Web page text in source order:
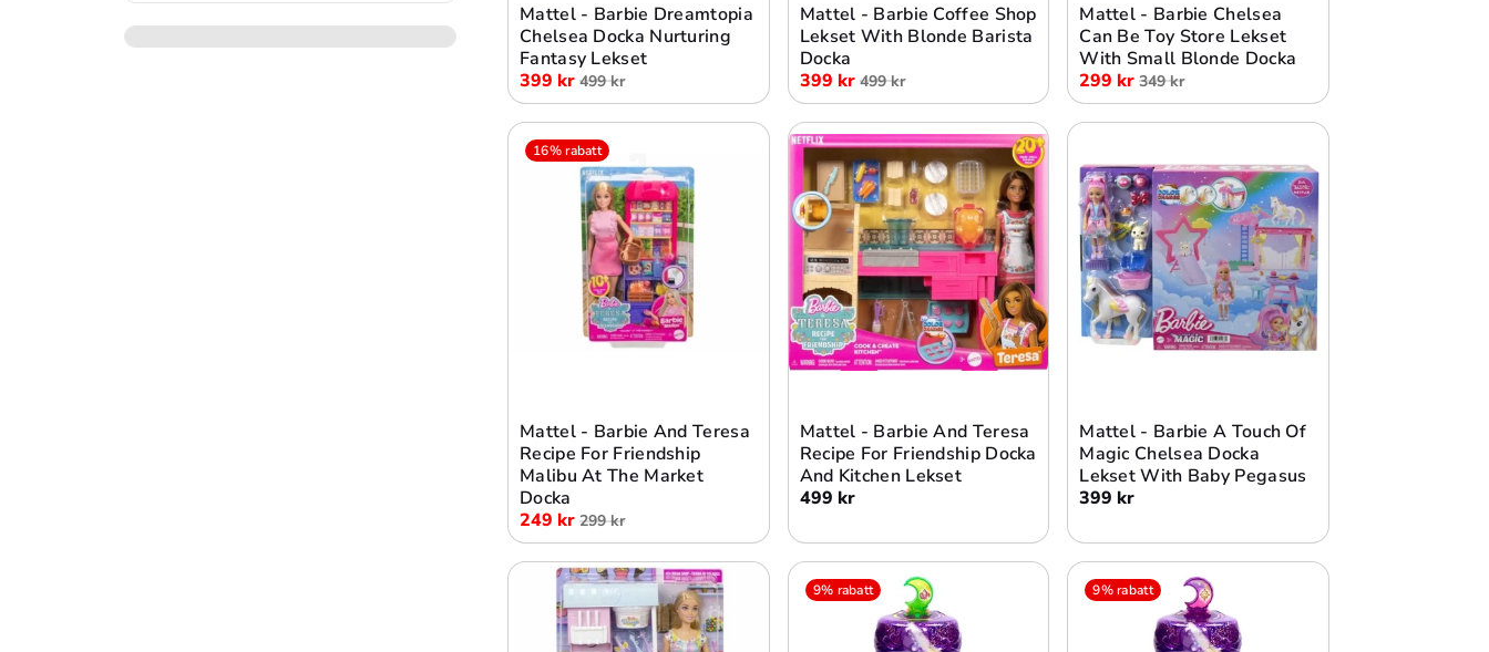
Mattel - Barbie Dreamtopia
Chelsea Docka Nurturing
Fantasy Lekset
399 kr 499 kr
Mattel - Barbie Coffee Shop
Lekset With Blonde Barista
Docka
399 kr 499 kr
Mattel - Barbie Chelsea
Can Be Toy Store Lekset
With Small Blonde Docka
299 kr 349 kr
16% rabatt
Mattel - Barbie And Teresa
Recipe For Friendship
Malibu At The Market
Docka
249 kr 299 kr
Mattel - Barbie And Teresa
Recipe For Friendship Docka
And Kitchen Lekset
499 kr
Mattel - Barbie A Touch Of
Magic Chelsea Docka
Lekset With Baby Pegasus
399 kr
9% rabatt 9% rabatt